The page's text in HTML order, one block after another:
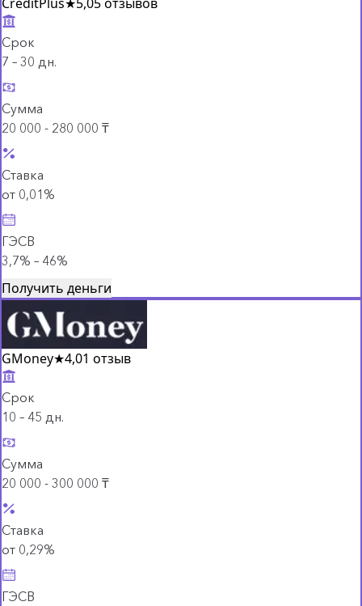
Срок
7 – 30 дн.
Сумма
20 000 - 280 000 ₸
Ставка
от 0,01%
ГЭСВ
3,7% – 46%
Получить деньги
GMoney★4,01 отзыв
Срок
10 – 45 дн.
Сумма
20 000 - 300 000 ₸
Ставка
от 0,29%
ГЭСВ